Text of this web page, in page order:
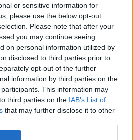
or sensitive information for
please use the below opt-out
Please note that after your
you may continue seeing
on personal information utilized by
disclosed to third parties prior to
opt-out of the further
information by third parties on the
participants. This information may
third parties on the IAB’s List of
that may further disclose it to other
de la Hollywood!” Trăirile
tânăr profesor de religie